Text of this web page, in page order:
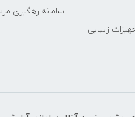
زیبایی
سامانه رهگیری